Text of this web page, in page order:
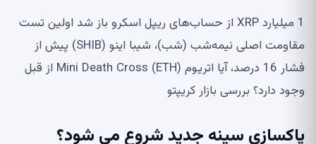
1 میلیارد XRP از حساب‌های ریپل اسکرو باز شد اولین تست
مقاومت اصلی نیمه‌شب (شب)، شیبا اینو (SHIB) پیش از
فشار 16 درصد، آیا اتریوم (ETH) Mini Death Cross از قبل
وجود دارد؟ بررسی بازار کریپتو
پاکسازی سینه جدید شروع می شود؟